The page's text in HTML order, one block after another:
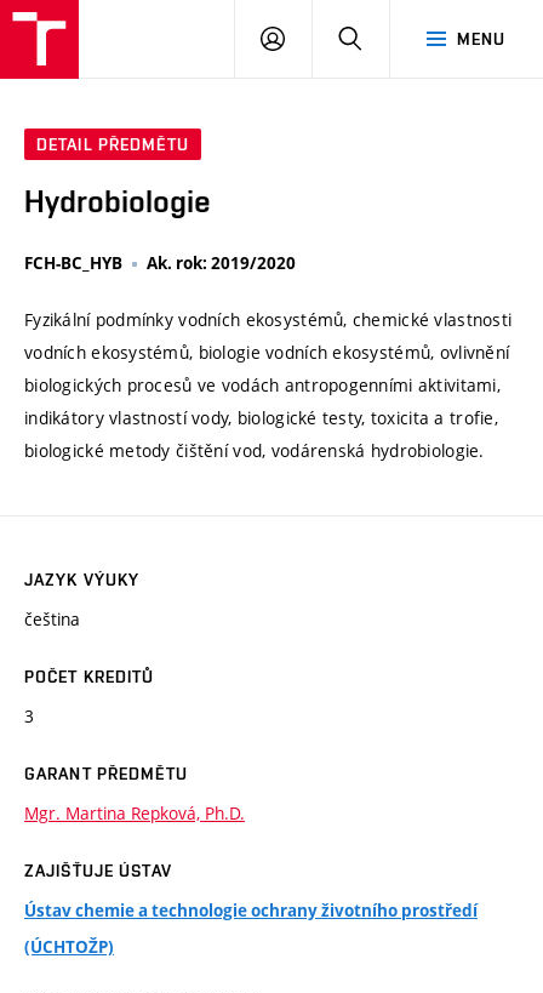
MENU
PŘIHLÁSIT
DETAIL PŘEDMĚTU
Hydrobiologie
FCH-BC_HYB Ak. rok: 2019/2020
Fyzikální podmínky vodních ekosystémů, chemické vlastnosti
vodních ekosystémů, biologie vodních ekosystémů, ovlivnění
biologických procesů ve vodách antropogenními aktivitami,
indikátory vlastností vody, biologické testy, toxicita a trofie,
biologické metody čištění vod, vodárenská hydrobiologie.
JAZYK VÝUKY
čeština
POČET KREDITŮ
3
GARANT PŘEDMĚTU
Mgr. Martina Repková, Ph.D.
ZAJIŠŤUJE ÚSTAV
Ústav chemie a technologie ochrany životního prostředí
(ÚCHTOŽP)